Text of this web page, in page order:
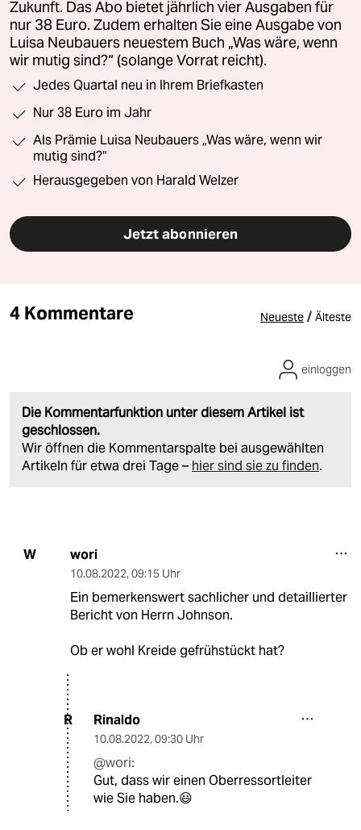
Zukunft. Das Abo bietet jährlich vier Ausgaben für
nur 38 Euro. Zudem erhalten Sie eine Ausgabe von
Luisa Neubauers neuestem Buch „Was wäre, wenn
wir mutig sind?“ (solange Vorrat reicht).
Jedes Quartal neu in Ihrem Briefkasten
Nur 38 Euro im Jahr
Als Prämie Luisa Neubauers „Was wäre, wenn wir
mutig sind?“
Herausgegeben von Harald Welzer
Jetzt abonnieren
4 Kommentare Neueste / Älteste
Die Kommentarfunktion unter diesem Artikel ist
geschlossen.
Wir öffnen die Kommentarspalte bei ausgewählten
Artikeln für etwa drei Tage – hier sind sie zu finden.
einloggen
W wori
10.08.2022, 09:15 Uhr
Ein bemerkenswert sachlicher und detaillierter
Bericht von Herrn Johnson.
Ob er wohl Kreide gefrühstückt hat?
R Rinaldo
10.08.2022, 09:30 Uhr
@wori:
Gut, dass wir einen Oberressortleiter
wie Sie haben.😃